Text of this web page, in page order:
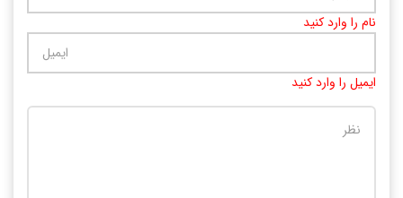
نام را وارد کنید
ایمیل را وارد کنید